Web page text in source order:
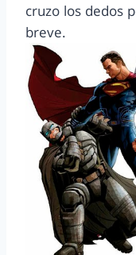
cruzo los dedos
breve.